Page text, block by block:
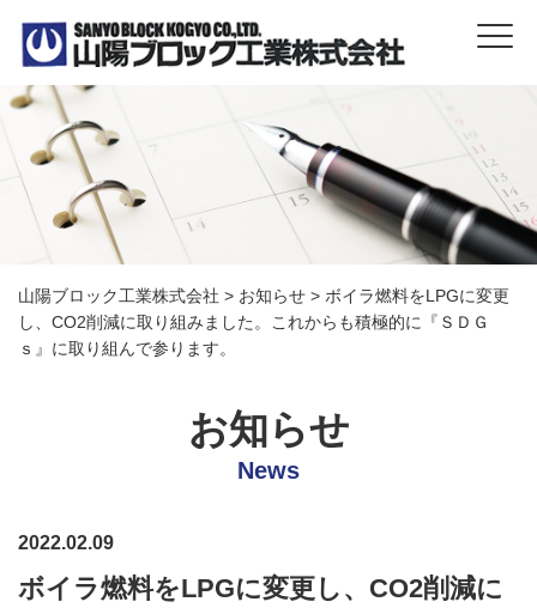
山陽ブロック工業株式会社 > お知らせ > ボイラ燃料をLPGに変更
し、CO2削減に取り組みました。これからも積極的に『ＳＤＧ
ｓ』に取り組んで参ります。
お知らせ
News
2022.02.09
ボイラ燃料をLPGに変更し、CO2削減に